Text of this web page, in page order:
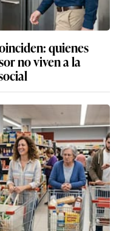
quienes
no viven a la